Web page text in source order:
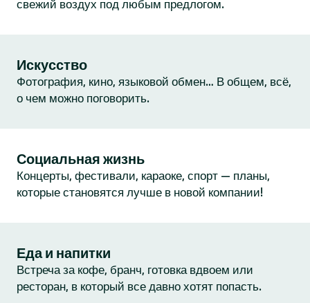
свежий воздух под любым предлогом.
Искусство
Фотография, кино, языковой обмен… В общем, всё,
о чем можно поговорить.
Социальная жизнь
Концерты, фестивали, караоке, спорт — планы,
которые становятся лучше в новой компании!
Еда и напитки
Встреча за кофе, бранч, готовка вдвоем или
ресторан, в который все давно хотят попасть.